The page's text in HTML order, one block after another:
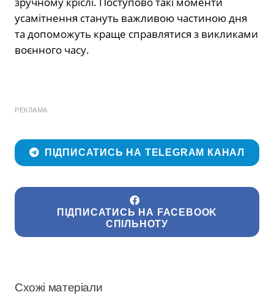
усамітнення стануть важливою частиною дня
та допоможуть краще справлятися з викликами
воєнного часу.
РЕКЛАМА
ПІДПИСАТИСЬ НА TELEGRAM КАНАЛ
ПІДПИСАТИСЬ НА FACEBOOK
СПІЛЬНОТУ
Схожі матеріали